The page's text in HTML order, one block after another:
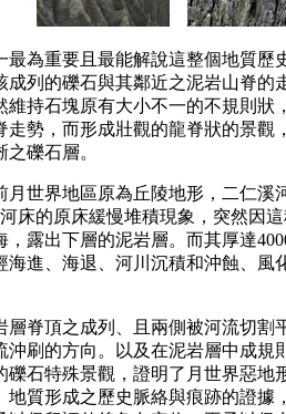
重要且最能解說這整個地質歷
成列的礫石與其鄰近之泥岩山脊
持石塊原有大小不一的不規則狀
勢，而形成壯觀的龍脊狀的景觀
礫石層。
界地區原為丘陵地形，二仁溪
床的原床緩慢堆積現象，突然因
露出下層的泥岩層。而其厚達
進、海退、河川沉積和沖蝕、風
頂之成列、且兩側被河流切割
刷的方向。以及在泥岩層中成規
石特殊景觀，證明了月世界惡地
質形成之歷史脈絡與痕跡的證據